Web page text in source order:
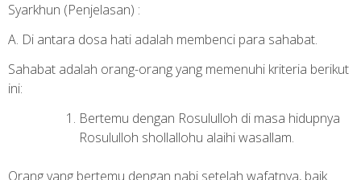
Syarkhun (Penjelasan) :
A. Di antara dosa hati adalah membenci para sahabat.
Sahabat adalah orang-orang yang memenuhi kriteria berikut
ini:
Bertemu dengan Rosululloh di masa hidupnya
Rosululloh shollallohu alaihi wasallam.
Orang yang bertemu dengan nabi setelah wafatnya, baik